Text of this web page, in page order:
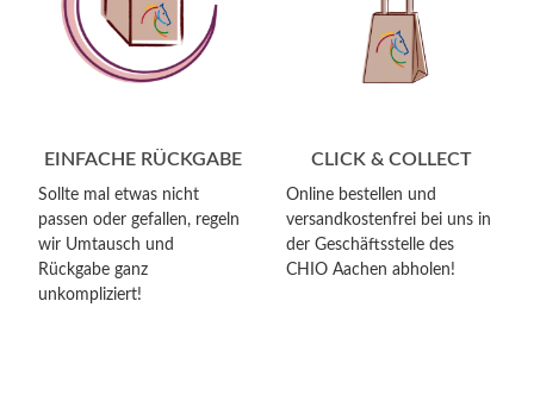
EINFACHE RÜCKGABE
Sollte mal etwas nicht
passen oder gefallen, regeln
wir Umtausch und
Rückgabe ganz
unkompliziert!
CLICK & COLLECT
Online bestellen und
versandkostenfrei bei uns in
der Geschäftsstelle des
CHIO Aachen abholen!